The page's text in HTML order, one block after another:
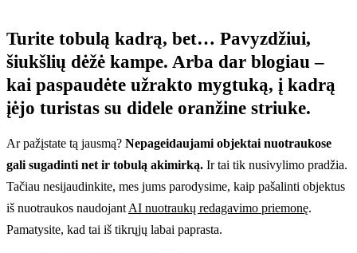
Turite tobulą kadrą, bet… Pavyzdžiui,
šiukšlių dėžė kampe. Arba dar blogiau –
kai paspaudėte užrakto mygtuką, į kadrą
įėjo turistas su didele oranžine striuke.
Ar pažįstate tą jausmą? Nepageidaujami objektai nuotraukose
gali sugadinti net ir tobulą akimirką. Ir tai tik nusivylimo pradžia.
Tačiau nesijaudinkite, mes jums parodysime, kaip pašalinti objektus
iš nuotraukos naudojant AI nuotraukų redagavimo priemonę.
Pamatysite, kad tai iš tikrųjų labai paprasta.